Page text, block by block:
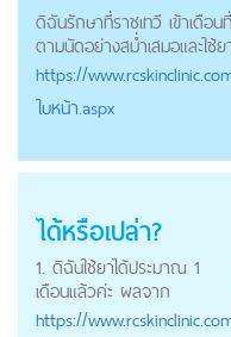
ดิฉันรักษาที่ราชเทวี เข้าเดื
ตามนัดอย่างสม่ำเสมอและใช้
https://
ใบหน้า.aspx
ได้หรือเปล่า?
1. ดิฉันใช้ยาได้ประมาณ 1
เดือนแล้วค่ะ ผลจาก
https://